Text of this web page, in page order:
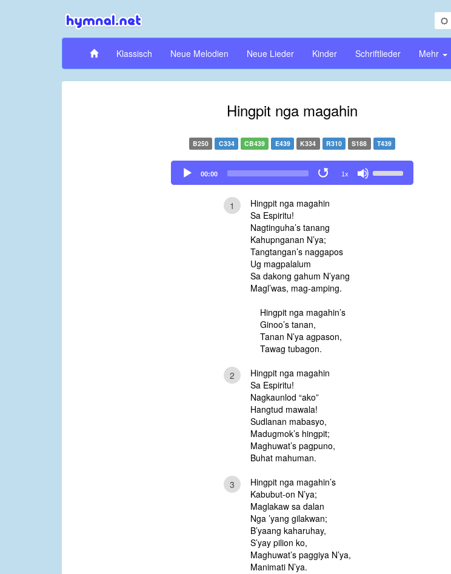
Klassisch Neue Melodien Neue Lieder Kinder Schriftlieder Mehr
Hingpit nga magahin
B250 C334 CB439 E439 K334 R310 S188 T439
Audio
Player
00:00 1x
Up/Down
1
Hingpit nga magahin
Sa Espiritu!
Nagtinguha’s tanang
Kahupnganan N’ya;
Tangtangan’s naggapos
Ug magpalalum
Sa dakong gahum N’yang
Magl’was, mag-amping.
Hingpit nga magahin’s
Ginoo’s tanan,
Tanan N’ya agpason,
Tawag tubagon.
2
Hingpit nga magahin
Sa Espiritu!
Nagkaunlod “ako”
Hangtud mawala!
Sudlanan mabasyo,
Madugmok’s hingpit;
Maghuwat’s pagpuno,
Buhat mahuman.
3
Hingpit nga magahin’s
Kabubut-on N’ya;
Maglakaw sa dalan
Nga ’yang gilakwan;
B’yaang kaharuhay,
S’yay pilion ko,
Maghuwat’s paggiya N’ya,
Manimati N’ya.